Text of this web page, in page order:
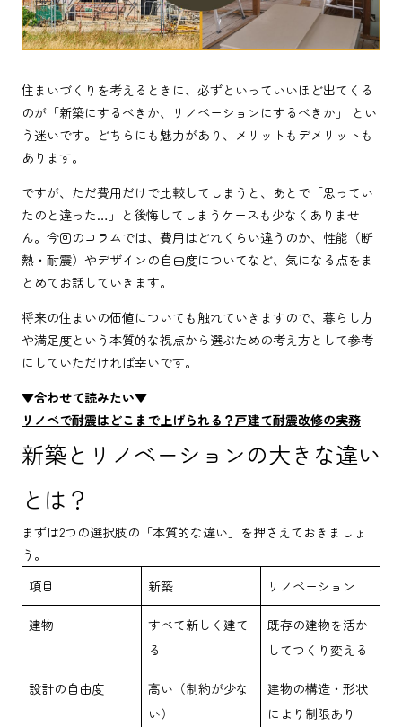
住まいづくりを考えるときに、必ずといっていいほど出てくる
のが「新築にするべきか、リノベーションにするべきか」 とい
う迷いです。どちらにも魅力があり、メリットもデメリットも
あります。
ですが、ただ費用だけで比較してしまうと、あとで「思ってい
たのと違った…」と後悔してしまうケースも少なくありませ
ん。今回のコラムでは、費用はどれくらい違うのか、性能（断
熱・耐震）やデザインの自由度についてなど、気になる点をま
とめてお話していきます。
将来の住まいの価値についても触れていきますので、暮らし方
や満足度という本質的な視点から選ぶための考え方として参考
にしていただければ幸いです。
▼合わせて読みたい▼
リノベで耐震はどこまで上げられる？戸建て耐震改修の実務
新築とリノベーションの大きな違い
とは？
まずは2つの選択肢の「本質的な違い」を押さえておきましょ
う。
項目
新築 リノベーション
建物
すべて新しく建て
る
既存の建物を活か
してつくり変える
設計の自由度
高い（制約が少な
い）
建物の構造・形状
により制限あり